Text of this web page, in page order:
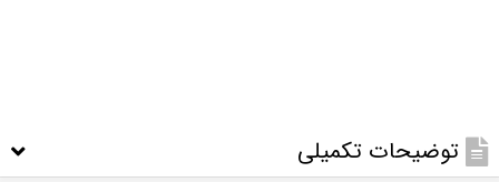
توضیحات تکمیلی